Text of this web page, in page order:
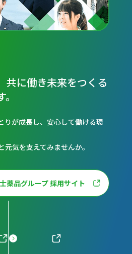
共に働き未来をつくる
りが成長し、安心して働ける環
気を支えてみませんか。
薬品グループ 採用サイト